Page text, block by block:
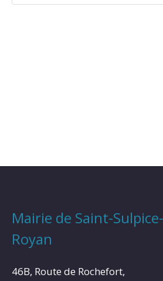
Mairie de Saint-
Royan
46B, Route de Rochefort,